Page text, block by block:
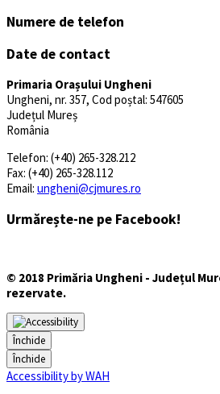
Numere de telefon
Date de contact
Primaria Orașului Ungheni
Ungheni, nr. 357, Cod poștal: 547605
Județul Mureș
România
Telefon: (+40) 265-328.212
Fax: (+40) 265-328.112
Email: ungheni@cjmures.ro
Urmărește-ne pe Facebook!
© 2018 Primăria Ungheni - Județul
rezervate.
Închide
Închide
Accessibility by WAH